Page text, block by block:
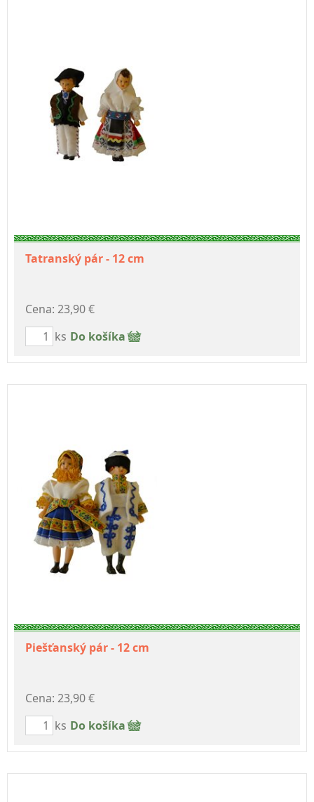
Tatranský pár - 12 cm
Cena: 23,90 €
ks Do košíka
Piešťanský pár - 12 cm
Cena: 23,90 €
ks Do košíka